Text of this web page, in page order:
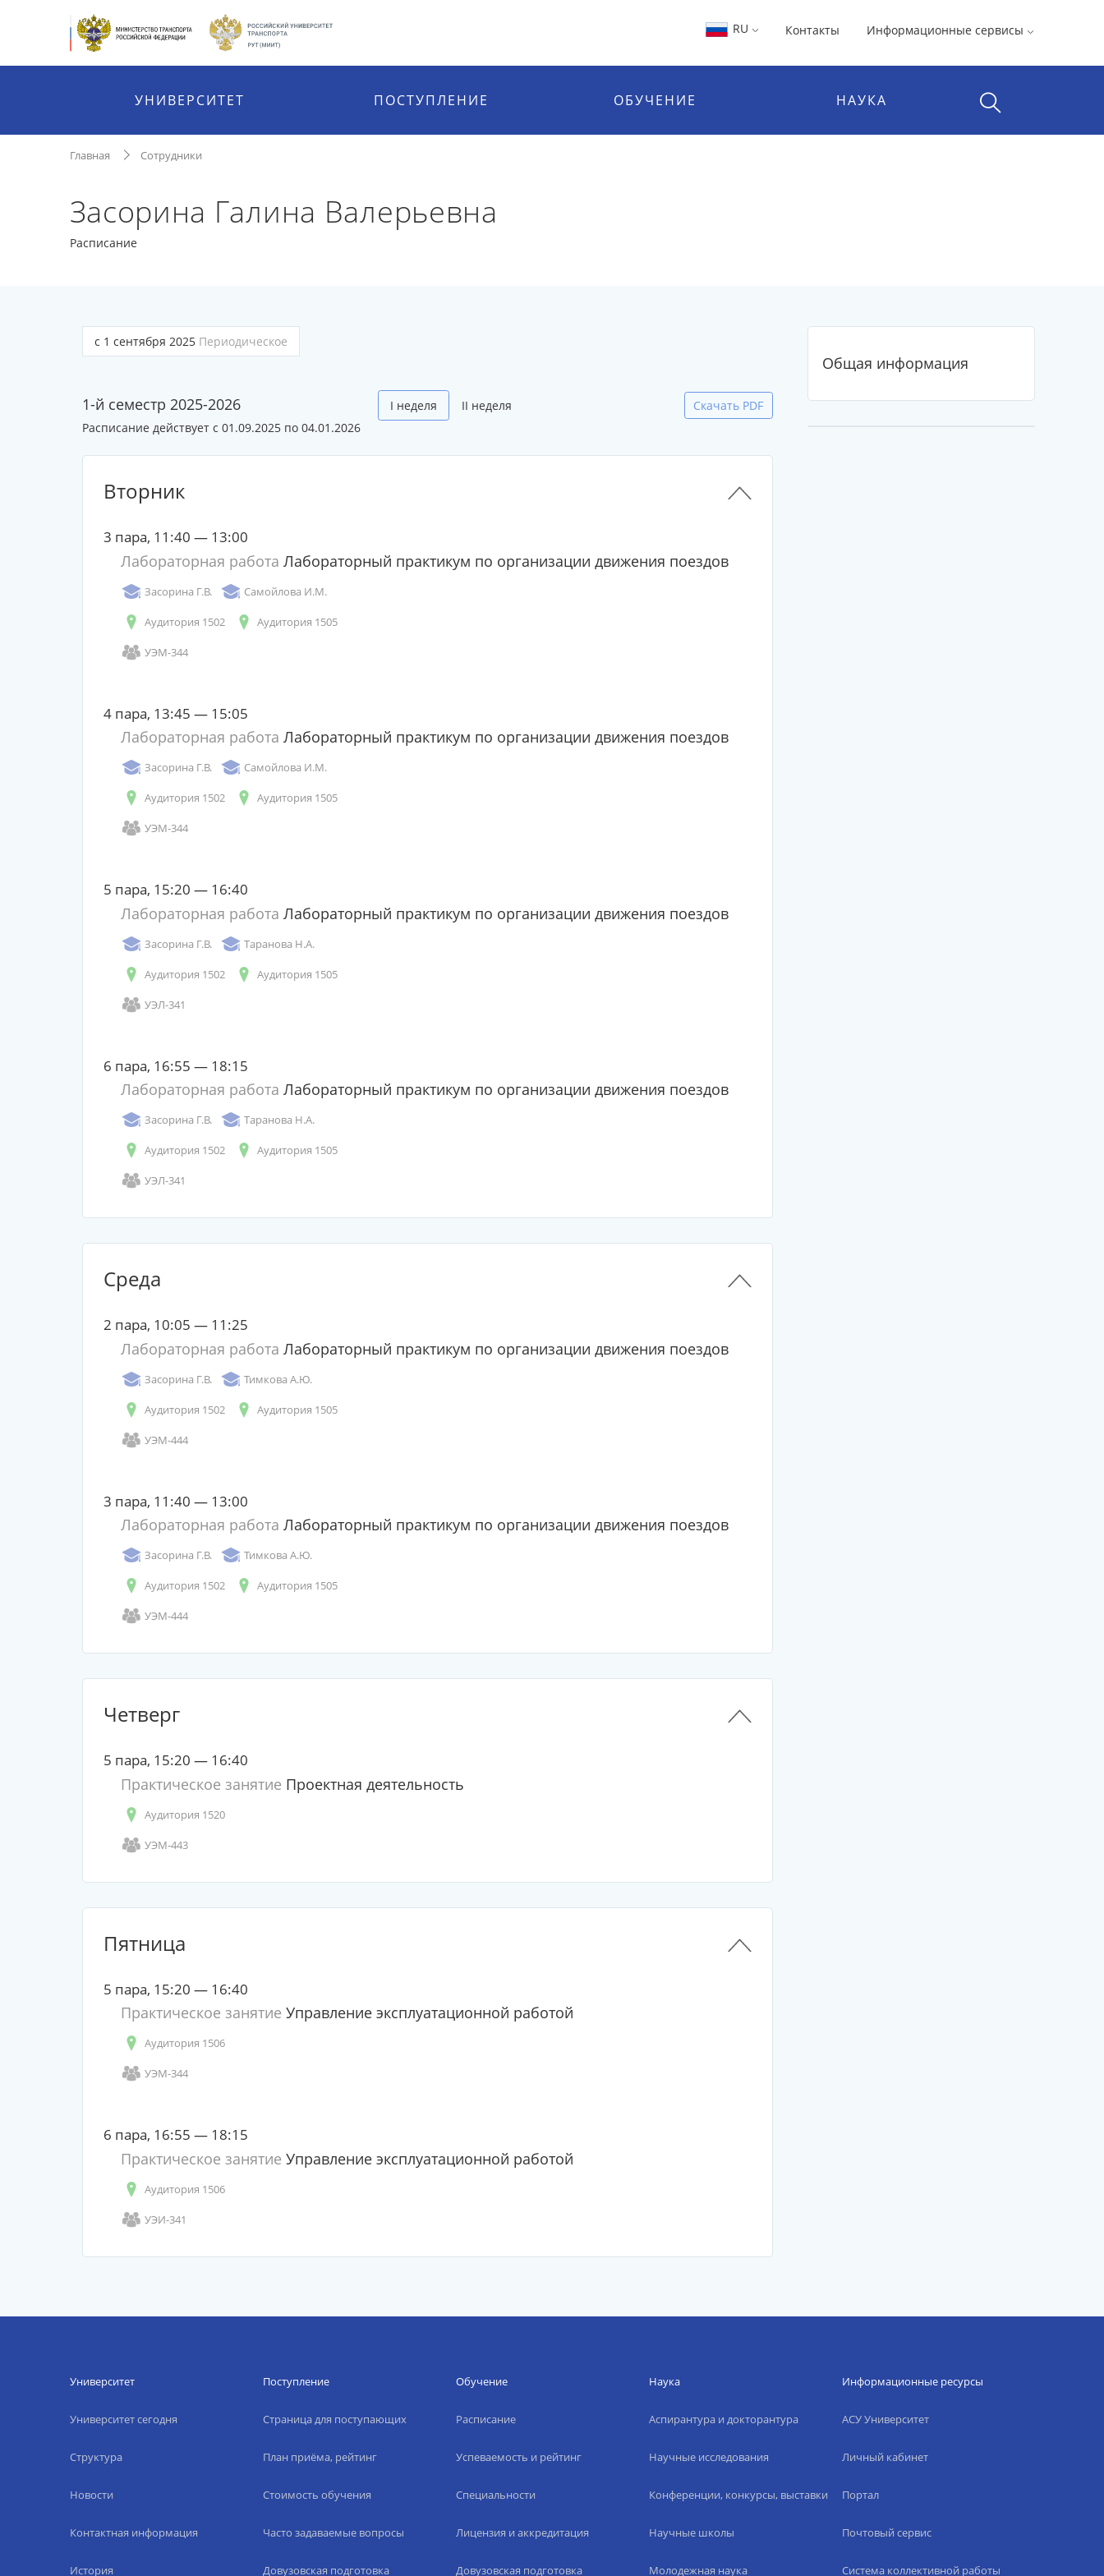
RU Контакты Информационные сервисы
УНИВЕРСИТЕТ ПОСТУПЛЕНИЕ ОБУЧЕНИЕ НАУКА
Главная Сотрудники
Засорина Галина Валерьевна
Расписание
с 1 сентября 2025 Периодическое
1-й семестр 2025-2026
Расписание действует с 01.09.2025 по 04.01.2026
I неделя II неделя Скачать PDF
Вторник
3 пара, 11:40 — 13:00
Лабораторная работа Лабораторный практикум по организации движения поездов
Засорина Г.В. Самойлова И.М.
Аудитория 1502 Аудитория 1505
УЭМ-344
4 пара, 13:45 — 15:05
Лабораторная работа Лабораторный практикум по организации движения поездов
Засорина Г.В. Самойлова И.М.
Аудитория 1502 Аудитория 1505
УЭМ-344
5 пара, 15:20 — 16:40
Лабораторная работа Лабораторный практикум по организации движения поездов
Засорина Г.В. Таранова Н.А.
Аудитория 1502 Аудитория 1505
УЭЛ-341
6 пара, 16:55 — 18:15
Лабораторная работа Лабораторный практикум по организации движения поездов
Засорина Г.В. Таранова Н.А.
Аудитория 1502 Аудитория 1505
УЭЛ-341
Среда
2 пара, 10:05 — 11:25
Лабораторная работа Лабораторный практикум по организации движения поездов
Засорина Г.В. Тимкова А.Ю.
Аудитория 1502 Аудитория 1505
УЭМ-444
3 пара, 11:40 — 13:00
Лабораторная работа Лабораторный практикум по организации движения поездов
Засорина Г.В. Тимкова А.Ю.
Аудитория 1502 Аудитория 1505
УЭМ-444
Четверг
5 пара, 15:20 — 16:40
Практическое занятие Проектная деятельность
Аудитория 1520
УЭМ-443
Пятница
5 пара, 15:20 — 16:40
Практическое занятие Управление эксплуатационной работой
Аудитория 1506
УЭМ-344
6 пара, 16:55 — 18:15
Практическое занятие Управление эксплуатационной работой
Аудитория 1506
УЭИ-341
Общая информация
Университет
Университет сегодня
Структура
Новости
Контактная информация
История
Поступление
Страница для поступающих
План приёма, рейтинг
Стоимость обучения
Часто задаваемые вопросы
Довузовская подготовка
Обучение
Расписание
Успеваемость и рейтинг
Специальности
Лицензия и аккредитация
Довузовская подготовка
Наука
Аспирантура и докторантура
Научные исследования
Конференции, конкурсы, выставки
Научные школы
Молодежная наука
Информационные ресурсы
АСУ Университет
Личный кабинет
Портал
Почтовый сервис
Система коллективной работы